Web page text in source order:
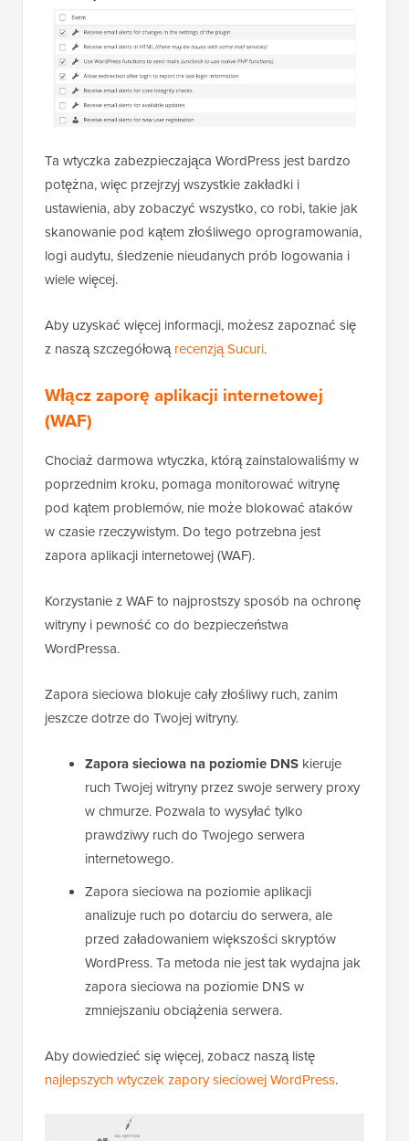
Ta wtyczka zabezpieczająca WordPress jest bardzo
potężna, więc przejrzyj wszystkie zakładki i
ustawienia, aby zobaczyć wszystko, co robi, takie jak
skanowanie pod kątem złośliwego oprogramowania,
logi audytu, śledzenie nieudanych prób logowania i
wiele więcej.
Aby uzyskać więcej informacji, możesz zapoznać się
z naszą szczegółowąrecenzją Sucuri.
Włącz zaporę aplikacji internetowej
(WAF)
Chociaż darmowa wtyczka, którą zainstalowaliśmy w
poprzednim kroku, pomaga monitorować witrynę
pod kątem problemów, nie może blokować ataków
w czasie rzeczywistym. Do tego potrzebna jest
zapora aplikacji internetowej (WAF).
Korzystanie z WAF to najprostszy sposób na ochronę
witryny i pewność co do bezpieczeństwa
WordPressa.
Zapora sieciowa blokuje cały złośliwy ruch, zanim
jeszcze dotrze do Twojej witryny.
Zapora sieciowa na poziomie DNS kieruje
ruch Twojej witryny przez swoje serwery proxy
w chmurze. Pozwala to wysyłać tylko
prawdziwy ruch do Twojego serwera
internetowego.
Zapora sieciowa na poziomie aplikacji
analizuje ruch po dotarciu do serwera, ale
przed załadowaniem większości skryptów
WordPress. Ta metoda nie jest tak wydajna jak
zapora sieciowa na poziomie DNS w
zmniejszaniu obciążenia serwera.
Aby dowiedzieć się więcej, zobacz naszą listę
najlepszych wtyczek zapory sieciowej WordPress.